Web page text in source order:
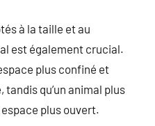
à la taille et au
est également crucial.
plus confiné et
qu’un animal plus
plus ouvert.